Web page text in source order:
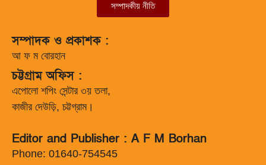
সম্পাদকীয় নীতি
সম্পাদক ও প্রকাশক :
আ ফ ম বোরহান
চট্টগ্রাম অফিস :
এপোলো শপিং সেন্টার ৩য় তলা,
কাজীর দেউড়ি, চট্টগ্রাম।
Editor and Publisher : A F M Borhan
Phone: 01640-754545